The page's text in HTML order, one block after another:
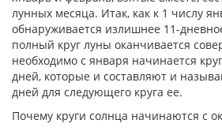
лунных месяца. Итак, как к 1 числу
обнаруживается излишнее 11-
полный круг луны оканчивается
необходимо с января начинается
дней, которые и составляют и
дней для следующего круга ее.
Почему круги солнца начинаются с